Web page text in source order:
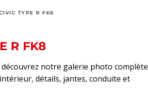
TYPE R FK8
R FK8
notre galerie photo complète
intérieur, détails, jantes, conduite et